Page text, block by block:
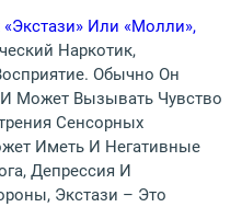
Или «молли»,
Наркотик,
Обычно Он
Может Вызывать Чувство
Сенсорных
Иметь И Негативные
Депрессия И
Экстази – Это